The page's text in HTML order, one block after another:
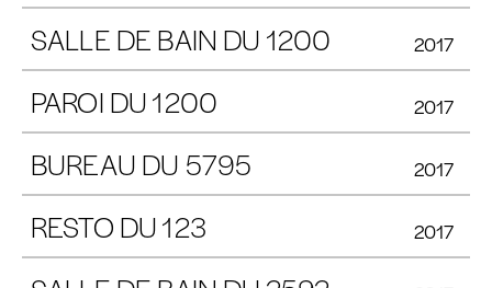
SALLE DE BAIN DU 1200 2017
PAROI DU 1200 2017
BUREAU DU 5795 2017
RESTO DU 123 2017